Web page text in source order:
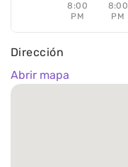
Dirección
Abrir mapa
8:00
PM
8:00
PM